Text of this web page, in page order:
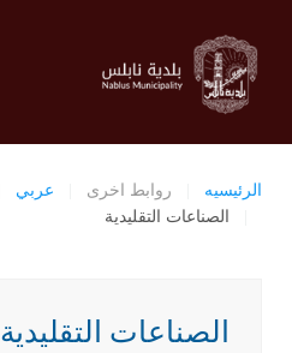
الرئيسيه روابط اخرى عربي
الصناعات التقليدية
الصناعات التقليدية